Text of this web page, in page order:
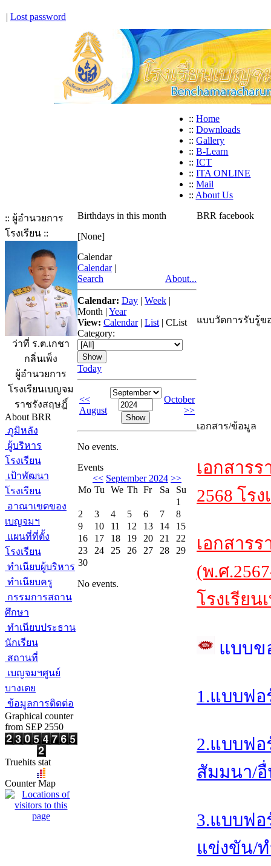
| Lost password
:: Home
:: Downloads
:: Gallery
:: B-Learn
:: ICT
:: ITA ONLINE
:: Mail
:: About Us
:: ผู้อำนวยการ
โรงเรียน ::
ว่าที่ ร.ต.เกชา
กลิ่นเพ็ง
ผู้อำนวยการ
โรงเรียนเบญจม
ราชรังสฤษฎิ์
About BRR
ภูมิหลัง
ผู้บริหาร
โรงเรียน
เป้าพัฒนา
โรงเรียน
อาณาเขตของ
เบญจมฯ
แผนที่ที่ตั้ง
โรงเรียน
ทำเนียบผู้บริหาร
ทำเนียบครู
กรรมการสถาน
ศึกษา
ทำเนียบประธาน
นักเรียน
สถานที่
เบญจมฯศูนย์
บางเตย
ข้อมูลการติดต่อ
Graphical counter
from SEP 2550
Truehits stat
Counter Map
Birthdays in this month
[None]
Calendar
Calendar |
Search
About...
Calendar: Day | Week |
Month | Year
View: Calendar| List | CList
Category:
Today
<<
August
October
>>
No events.
Events
<< September 2024 >>
Mo Tu We Th Fr Sa
Su
1
2
3 4 5 6 7
8
9
10 11 12 13 14
15
16
17 18 19 20 21
22
23
24 25 26 27 28
29
30
No events.
BRR facebook
แบบวัดการรับรู้ข
เอกสาร/ข้อมูล
เอกสาร
2568 โร
เอกสาร
(พ.ศ
โรงเรีย
แบบข
1.แบบฟ
2.แบบฟ
สัมมนา/
3.แบบฟอ
แข่งขัน/